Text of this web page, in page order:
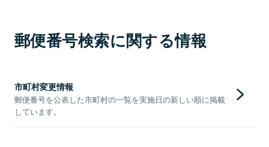
郵便番号検索に関する情報
市町村変更情報
郵便番号を公表した市町村の一覧を実施日の新しい順に掲載
しています。